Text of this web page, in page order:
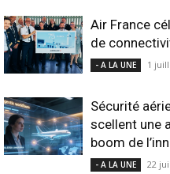
Air France
de
- A LA UNE 1
Sécurité
scellent une
boom de
- A LA UNE 22